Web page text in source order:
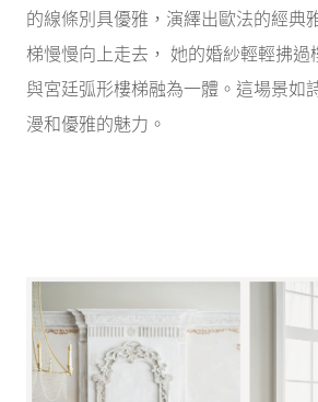
的線條別具優雅，演繹出歐法的經典
梯慢慢向上走去， 她的婚紗輕輕拂過
與宮廷弧形樓梯融為一體。這場景如
漫和優雅的魅力。